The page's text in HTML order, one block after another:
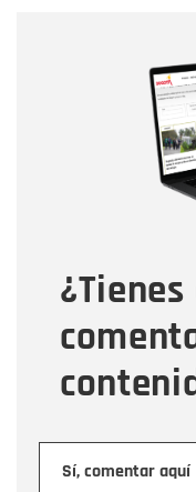
Sí, comentar
Correo
Tipo de
Mensaje